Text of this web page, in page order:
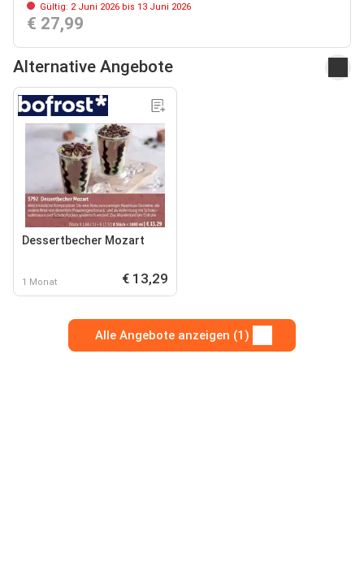
Gültig: 2 Juni 2026 bis 13 Juni 2026
€ 27,99
Alternative Angebote
Dessertbecher Mozart
1 Monat € 13,29
Alle Angebote anzeigen (1)